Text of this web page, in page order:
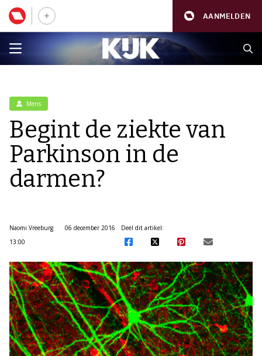
AANMELDEN
Mens
Begint de ziekte van
Parkinson in de
darmen?
Naomi Vreeburg
06 december 2016
13:00
Deel dit artikel: